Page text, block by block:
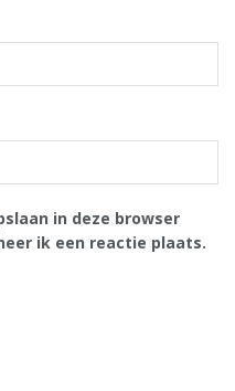
in deze browser
ik een reactie plaats.